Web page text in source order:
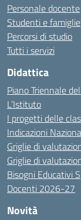
Personale docente
Studenti e famiglie
Percorsi di studio
Tutti i servizi
Didattica
Piano Triennale
L’Istituto
I progetti delle
Indicazioni
Griglie di
Griglie di
Bisogni Educativi
Docenti 2026-27
Novità